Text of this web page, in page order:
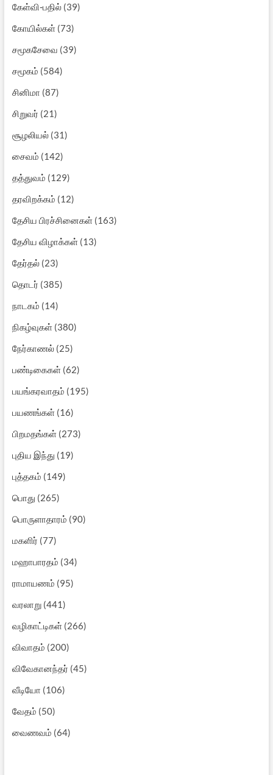
கேள்வி-பதில்(39)
கோயில்கள்(73)
சமூகசேவை (39)
சமூகம் (584)
சினிமா (87)
சிறுவர் (21)
சூழலியல்(31)
சைவம் (142)
தத்துவம் (129)
தரவிறக்கம் (12)
தேசிய பிரச்சினைகள்(163)
தேசிய விழாக்கள்(13)
தேர்தல்(23)
தொடர் (385)
நாடகம் (14)
நிகழ்வுகள்(380)
நேர்காணல்(25)
பண்டிகைகள்(62)
பயங்கரவாதம் (195)
பயணங்கள்(16)
பிறமதங்கள்(273)
புதிய இந்து (19)
புத்தகம் (149)
பொது (265)
பொருளாதாரம் (90)
மகளிர் (77)
மஹாபாரதம் (34)
ராமாயணம் (95)
வரலாறு(441)
வழிகாட்டிகள்(266)
விவாதம் (200)
விவேகானந்தர் (45)
வீடியோ (106)
வேதம் (50)
வைணவம் (64)